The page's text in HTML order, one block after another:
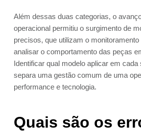
Além dessas duas categorias, o
operacional permitiu o surgimento de
precisos, que utilizam o
analisar o comportamento das peças
Identificar qual modelo aplicar em cada
separa uma gestão comum de uma
performance e tecnologia.
Quais são os